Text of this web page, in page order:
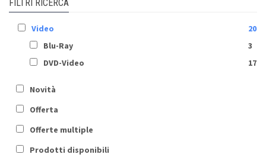
FILTRI RICERCA
Video
20
Blu-Ray
3
DVD-Video
17
Novità
Offerta
Offerte multiple
Prodotti disponibili